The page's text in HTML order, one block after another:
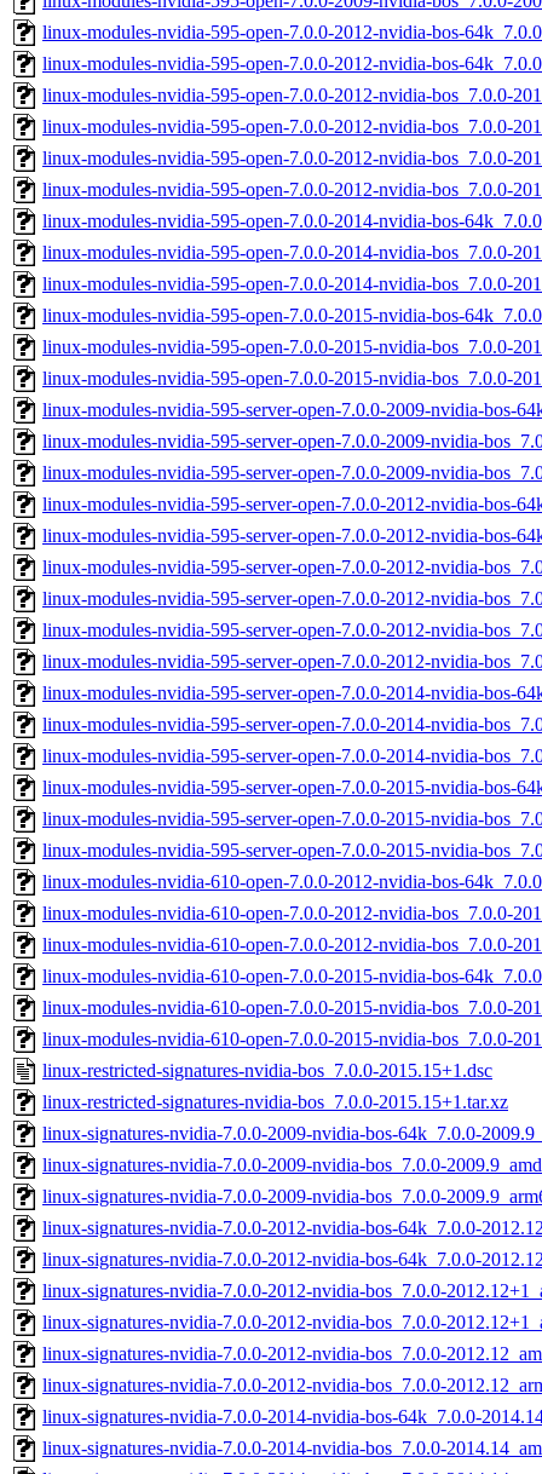
linux-modules-nvidia-595-open-7.0.0-2012-nvidia-bos-
linux-modules-nvidia-595-open-7.0.0-2012-nvidia-bos-
linux-modules-nvidia-595-open-7.0.0-2012-nvidia-bos_7.0.0-
linux-modules-nvidia-595-open-7.0.0-2012-nvidia-bos_7.0.0-
linux-modules-nvidia-595-open-7.0.0-2012-nvidia-bos_7.0.0-
linux-modules-nvidia-595-open-7.0.0-2012-nvidia-bos_7.0.0-
linux-modules-nvidia-595-open-7.0.0-2014-nvidia-bos-
linux-modules-nvidia-595-open-7.0.0-2014-nvidia-bos_7.0.0-
linux-modules-nvidia-595-open-7.0.0-2014-nvidia-bos_7.0.0-
linux-modules-nvidia-595-open-7.0.0-2015-nvidia-bos-
linux-modules-nvidia-595-open-7.0.0-2015-nvidia-bos_7.0.0-
linux-modules-nvidia-595-open-7.0.0-2015-nvidia-bos_7.0.0-
linux-modules-nvidia-595-server-open-7.0.0-2009-nvidia-bos-
linux-modules-nvidia-595-server-open-7.0.0-2009-nvidia-
linux-modules-nvidia-595-server-open-7.0.0-2009-nvidia-
linux-modules-nvidia-595-server-open-7.0.0-2012-nvidia-bos-
linux-modules-nvidia-595-server-open-7.0.0-2012-nvidia-bos-
linux-modules-nvidia-595-server-open-7.0.0-2012-nvidia-
linux-modules-nvidia-595-server-open-7.0.0-2012-nvidia-
linux-modules-nvidia-595-server-open-7.0.0-2012-nvidia-
linux-modules-nvidia-595-server-open-7.0.0-2012-nvidia-
linux-modules-nvidia-595-server-open-7.0.0-2014-nvidia-bos-
linux-modules-nvidia-595-server-open-7.0.0-2014-nvidia-
linux-modules-nvidia-595-server-open-7.0.0-2014-nvidia-
linux-modules-nvidia-595-server-open-7.0.0-2015-nvidia-bos-
linux-modules-nvidia-595-server-open-7.0.0-2015-nvidia-
linux-modules-nvidia-595-server-open-7.0.0-2015-nvidia-
linux-modules-nvidia-610-open-7.0.0-2012-nvidia-bos-
linux-modules-nvidia-610-open-7.0.0-2012-nvidia-bos_7.0.0-
linux-modules-nvidia-610-open-7.0.0-2012-nvidia-bos_7.0.0-
linux-modules-nvidia-610-open-7.0.0-2015-nvidia-bos-
linux-modules-nvidia-610-open-7.0.0-2015-nvidia-bos_7.0.0-
linux-modules-nvidia-610-open-7.0.0-2015-nvidia-bos_7.0.0-
linux-restricted-signatures-nvidia-bos_7.0.0-2015.15+1.dsc
linux-restricted-signatures-nvidia-bos_7.0.0-2015.15+1.tar.xz
linux-signatures-nvidia-7.0.0-2009-nvidia-bos-64k_7.0.0-
linux-signatures-nvidia-7.0.0-2009-nvidia-bos_7.0.0-
linux-signatures-nvidia-7.0.0-2009-nvidia-bos_7.0.0-
linux-signatures-nvidia-7.0.0-2012-nvidia-bos-64k_7.0.0-
linux-signatures-nvidia-7.0.0-2012-nvidia-bos-64k_7.0.0-
linux-signatures-nvidia-7.0.0-2012-nvidia-bos_7.0.0-
linux-signatures-nvidia-7.0.0-2012-nvidia-bos_7.0.0-
linux-signatures-nvidia-7.0.0-2012-nvidia-bos_7.0.0-
linux-signatures-nvidia-7.0.0-2012-nvidia-bos_7.0.0-
linux-signatures-nvidia-7.0.0-2014-nvidia-bos-64k_7.0.0-
linux-signatures-nvidia-7.0.0-2014-nvidia-bos_7.0.0-